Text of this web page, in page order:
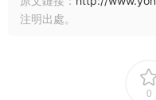
注明出處。
0